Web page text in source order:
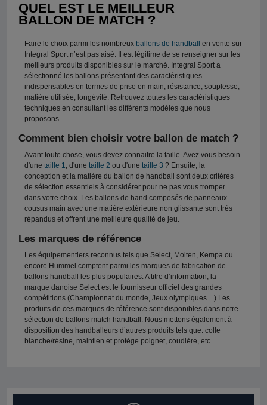
QUEL EST LE MEILLEUR
BALLON DE MATCH ?
Faire le choix parmi les nombreux ballons de handball
en vente sur
Integral Sport n’est pas aisé. Il est légitime de se renseigner sur les
meilleurs produits disponibles sur le marché. Integral Sport a
sélectionné les ballons présentant des caractéristiques
indispensables en termes de prise en main, résistance, souplesse,
matière utilisée, longévité. Retrouvez toutes les caractéristiques
techniques en consultant les différents modèles que nous
proposons.
Comment bien choisir votre ballon de match ?
Avant toute chose, vous devez connaitre la taille. Avez vous besoin
d'unetaille 1, d'unetaille 2 ou d'unetaille 3 ? Ensuite, la
conception et la matière du ballon de handball sont deux critères
de sélection essentiels à considérer pour ne pas vous tromper
dans votre choix. Les ballons de hand composés de panneaux
cousus main avec une matière extérieure non glissante sont très
répandus et offrent une meilleure qualité de jeu.
Les marques de référence
Les équipementiers reconnus tels que Select, Molten, Kempa ou
encore Hummel comptent parmi les marques de fabrication de
ballons handball les plus populaires. A titre d’information, la
marque danoise Select est le fournisseur officiel des grandes
compétitions (Championnat du monde, Jeux olympiques…) Les
produits de ces marques de référence sont disponibles dans notre
sélection de ballons match handball. Nous mettons également à
disposition des handballeurs d’autres produits tels que: colle
blanche/résine, maintien et protège poignet, coudière, etc.